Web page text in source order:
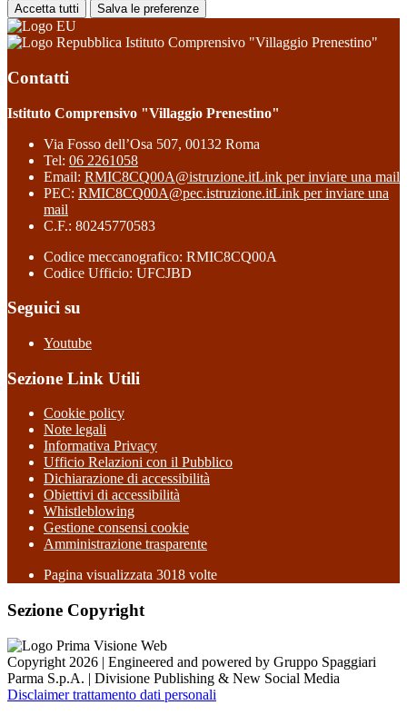
Accetta tutti Salva le preferenze
Istituto Comprensivo "Villaggio Prenestino"
Contatti
Istituto Comprensivo "Villaggio Prenestino"
Via Fosso dell’Osa 507, 00132 Roma
Tel: 06 2261058
Email: RMIC8CQ00A@istruzione.itLink per inviare una mail
PEC: RMIC8CQ00A@pec.istruzione.itLink per inviare una
mail
C.F.: 80245770583
Codice meccanografico: RMIC8CQ00A
Codice Ufficio: UFCJBD
Seguici su
Youtube
Sezione Link Utili
Cookie policy
Note legali
Informativa Privacy
Ufficio Relazioni con il Pubblico
Dichiarazione di accessibilità
Obiettivi di accessibilità
Whistleblowing
Gestione consensi cookie
Amministrazione trasparente
Pagina visualizzata 3018 volte
Sezione Copyright
Copyright 2026 | Engineered and powered by Gruppo Spaggiari
Parma S.p.A. | Divisione Publishing & New Social Media
Disclaimer trattamento dati personali